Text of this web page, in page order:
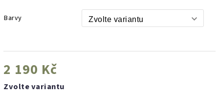
Barvy
2 190 Kč
Zvolte variantu